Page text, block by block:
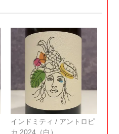
インドミティ / アントロピ
カ 2024（白）